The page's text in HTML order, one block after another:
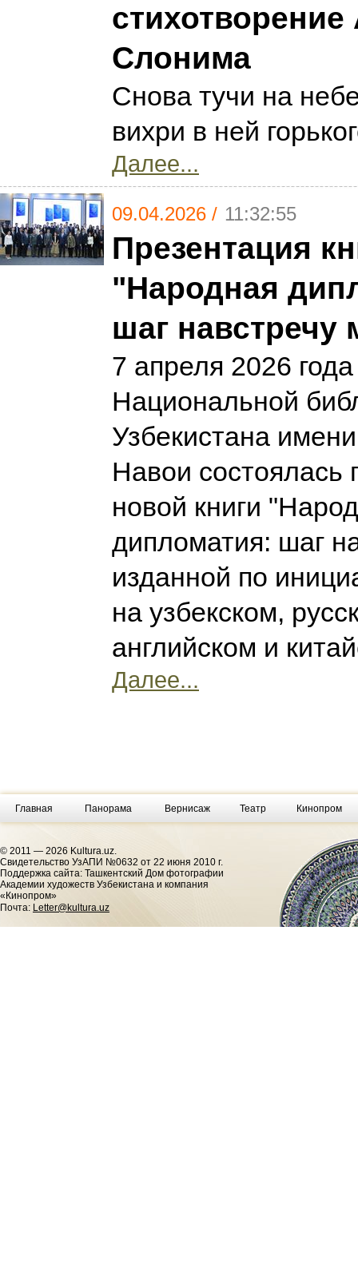
Слонима
Снова тучи на
вихри в ней
Далее...
09.04.2026 / 11:32:55
Презентация
"Народная
шаг навстречу
7 апреля 2026
Национальной
Узбекистана
Навои состоялась
новой книги
дипломатия: шаг
изданной по
на узбекском,
английском и
Далее...
Главная Панорама Вернисаж Театр Кинопром
© 2011 — 2026 Kultura.uz.
Cвидетельство УзАПИ №0632 от 22 июня 2010 г.
Поддержка сайта: Ташкентский Дом фотографии
Академии художеств Узбекистана и компания
«Кинопром»
Почта: Letter@kultura.uz